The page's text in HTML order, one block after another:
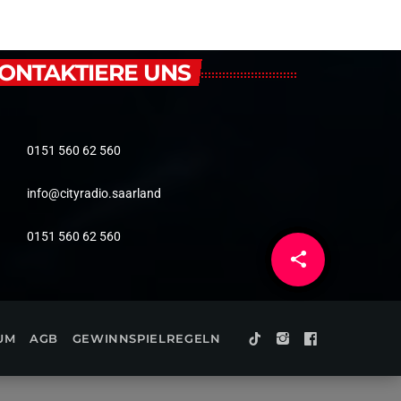
share
email
UNS
0151 560 62 560
info@cityradio.saarland
0151 560 62 560
AGB GEWINNSPIELREGELN